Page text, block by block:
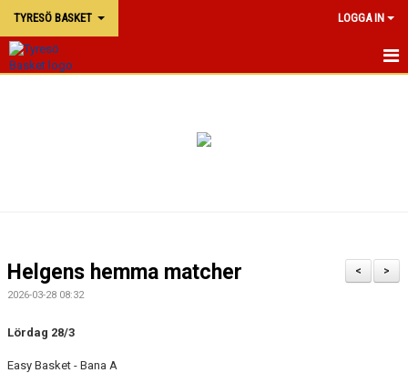
TYRESÖ BASKET LOGGA IN
DOKUMENT
>
<
Helgens hemma matcher
2026-03-28 08:32
Lördag 28/3
Easy Basket - Bana A